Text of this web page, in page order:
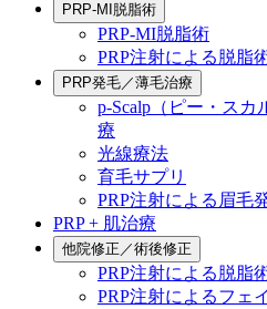
PRP-MI脱脂術
PRP-MI脱脂術
PRP注射による脱脂
PRP発毛／薄毛治療
p-Scalp（ピー・スカ
療
光線療法
育毛サプリ
PRP注射による眉毛
PRP + 肌治療
他院修正／術後修正
PRP注射による脱脂
PRP注射によるフェ